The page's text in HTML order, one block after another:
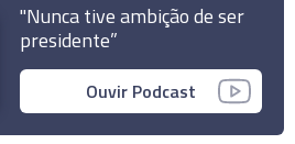
Diário de Notícias, Lda.
direitos reservados.
"Nunca tive ambição de ser
presidente”
Ouvir Podcast